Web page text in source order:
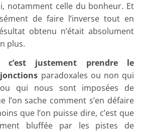
notamment celle du bonheur. Et
de faire l’inverse tout en
obtenu n’était absolument
plus.
c’est justement prendre le
paradoxales ou non qui
qui nous sont imposées de
l’on sache comment s’en défaire
que l’on puisse dire, c’est que
bluffée par les pistes de